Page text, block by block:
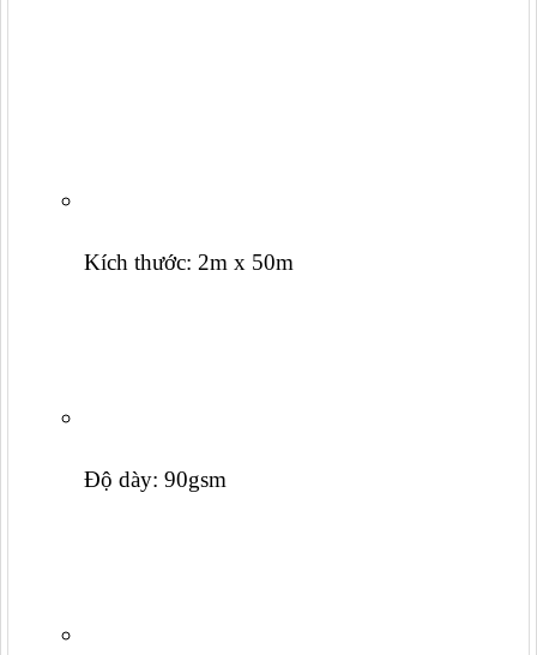
Kích thước: 2m x 50m
Độ dày: 90gsm